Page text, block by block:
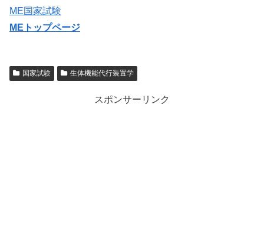
ME国家試験
MEトップページ
国家試験 生体機能代行装置学
スポンサーリンク